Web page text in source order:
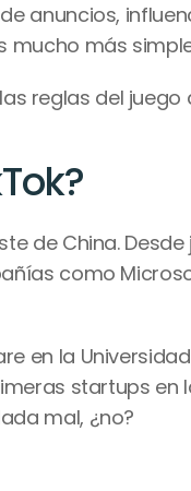
anuncios,
más
reglas del juego
de China.
como
en la
mal, ¿no?